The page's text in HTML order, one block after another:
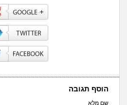
הוסף תגובה
שם מלא